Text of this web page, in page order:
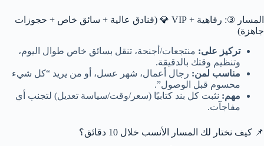
المسار ③: رفاهية + VIP 💎 (فنادق عالية + سائق خاص + حجوزات
جاهزة)
تركيز على: منتجعات/أجنحة، تنقل بسائق خاص طوال اليوم،
وتنظيم وقتك بالدقيقة.
مناسب لمن: رجال أعمال، شهر عسل، أو من يريد “كل شيء
محسوم قبل الوصول”.
مهم: نثبت كل بند كتابيًا (سعر/وقت/سياسة تعديل) لتجنب أي
مفاجآت.
📌 كيف نختار لك المسار الأنسب خلال 10 دقائق؟